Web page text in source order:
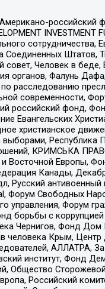
российский
INVESTMENT
сотрудничества,
Штатов,
Человек в беде,
органов, Фалунь
расследованию
современности,
российский фонд,
Евангельских
христианское
выборами, Республика
КРИМСЬКА
и Восточной Европы,
Канады,
Русский антивоенный
Форум Свободных
управления, Форум
борьбы с
Чернигов, Фонд Дом
человека Крым, Центр
АЛЛАТРА,
институт, Фонд
Общество
Российский